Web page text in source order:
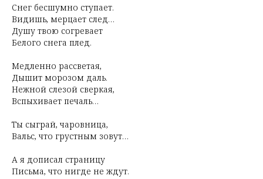
Снег бесшумно ступает.
Видишь, мерцает след…
Душу твою согревает
Белого снега плед.
Медленно рассветая,
Дышит морозом даль.
Нежной слезой сверкая,
Вспыхивает печаль…
Ты сыграй, чаровница,
Вальс, что грустным зовут…
А я дописал страницу
Письма, что нигде не ждут.